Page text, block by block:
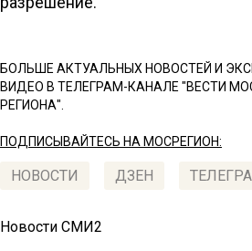
БОЛЬШЕ АКТУАЛЬНЫХ НОВОСТЕЙ И
ВИДЕО В ТЕЛЕГРАМ-КАНАЛЕ "ВЕСТИ
РЕГИОНА".
ПОДПИСЫВАЙТЕСЬ НА МОСРЕГИОН:
НОВОСТИ ДЗЕН
Новости СМИ2